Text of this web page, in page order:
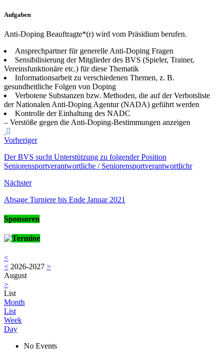
Aufgaben
Anti-Doping Beauftragte*(r) wird vom Präsidium berufen.
Ansprechpartner für generelle Anti-Doping Fragen
Sensibilisierung der Mitglieder des BVS (Spieler, Trainer,
Vereinsfunktionäre etc.) für diese Thematik
Informationsarbeit zu verschiedenen Themen, z. B.
gesundheitliche Folgen von Doping
Verbotene Substanzen bzw. Methoden, die auf der Verbotsliste
der Nationalen Anti-Doping Agentur (NADA) geführt werden
Kontrolle der Einhaltung des NADC
– Verstöße gegen die Anti-Doping-Bestimmungen anzeigen
Vorheriger
Der BVS sucht Unterstützung zu folgender Position
Seniorensportverantwortliche / Seniorensportverantwortlichr
Nächster
Absage Turniere bis Ende Januar 2021
Sponsoren
Termine
<
< 2026-2027 >
August
>
List
Month
List
Week
Day
No Events